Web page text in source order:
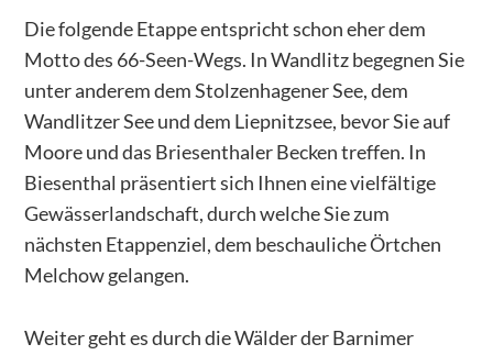
Die folgende Etappe entspricht schon eher dem
Motto des 66-Seen-Wegs. In Wandlitz begegnen Sie
unter anderem dem Stolzenhagener See, dem
Wandlitzer See und dem Liepnitzsee, bevor Sie auf
Moore und das Briesenthaler Becken treffen. In
Biesenthal präsentiert sich Ihnen eine vielfältige
Gewässerlandschaft, durch welche Sie zum
nächsten Etappenziel, dem beschauliche Örtchen
Melchow gelangen.
Weiter geht es durch die Wälder der Barnimer